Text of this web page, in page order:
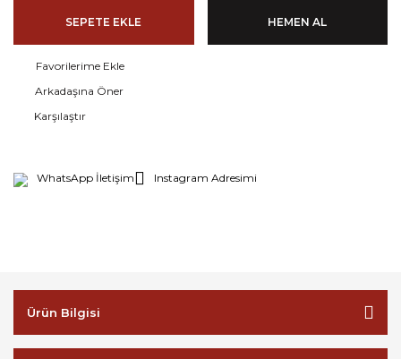
SEPETE EKLE HEMEN AL
Arkadaşına Öner
Karşılaştır
WhatsApp İletişim Instagram Adresimi
Ürün Bilgisi